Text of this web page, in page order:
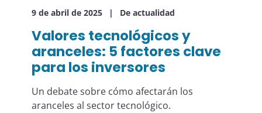
9 de abril de 2025 De actualidad
Valores tecnológicos y
aranceles: 5 factores clave
para los inversores
Un debate sobre cómo afectarán los
aranceles al sector tecnológico.